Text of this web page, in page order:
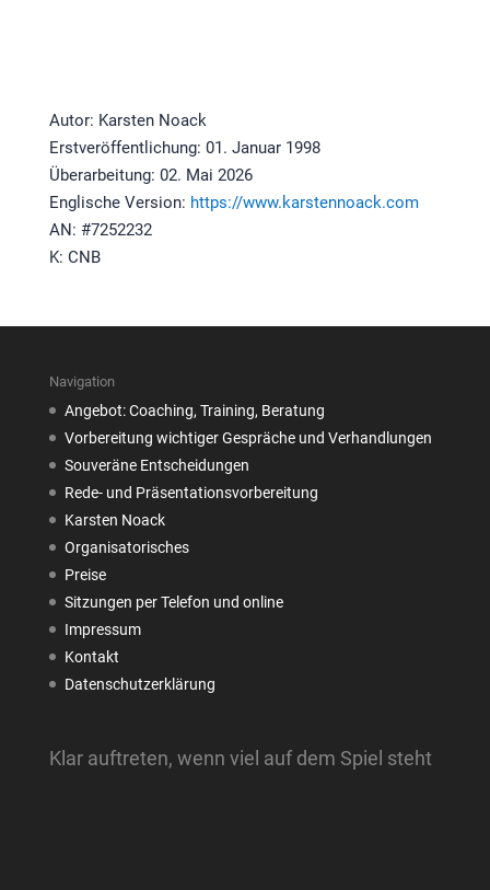
Autor: Karsten Noack
Erstveröffentlichung: 01. Januar 1998
Überarbeitung: 02. Mai 2026
Englische Version: https://www.karstennoack.com
AN: #7252232
K: CNB
Navigation
Angebot: Coaching, Training, Beratung
Vorbereitung wichtiger Gespräche und Verhandlungen
Souveräne Entscheidungen
Rede- und Präsentationsvorbereitung
Karsten Noack
Organisatorisches
Preise
Sitzungen per Telefon und online
Impressum
Kontakt
Datenschutzerklärung
Klar auftreten, wenn viel auf dem Spiel steht